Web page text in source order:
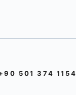
501 374 1154